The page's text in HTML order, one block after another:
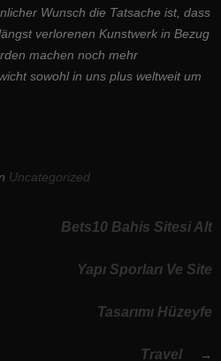
Wunsch die Tatsache ist, dass
verlorenen Kunstwerk in Bezug
machen noch mehr
sowohl in uns plus weltweit um
Uncategorized
Bets10 Bahis Sitesi Alt
Yapı Sporları Ve Site
Tasarımı Hüzeyfe
Travel